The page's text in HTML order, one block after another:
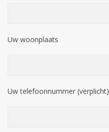
Uw woonplaats
Uw telefoonnummer (verplicht)